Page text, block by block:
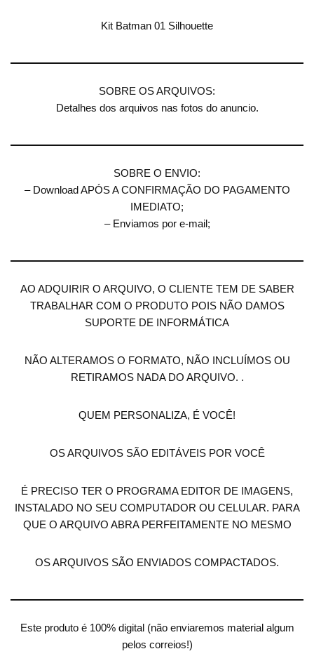
Kit Batman 01 Silhouette
SOBRE OS ARQUIVOS:
Detalhes dos arquivos nas fotos do anuncio.
SOBRE O ENVIO:
– Download APÓS A CONFIRMAÇÃO DO PAGAMENTO
IMEDIATO;
– Enviamos por e-mail;
AO ADQUIRIR O ARQUIVO, O CLIENTE TEM DE SABER
TRABALHAR COM O PRODUTO POIS NÃO DAMOS
SUPORTE DE INFORMÁTICA
NÃO ALTERAMOS O FORMATO, NÃO INCLUÍMOS OU
RETIRAMOS NADA DO ARQUIVO. .
QUEM PERSONALIZA, É VOCÊ!
OS ARQUIVOS SÃO EDITÁVEIS POR VOCÊ
É PRECISO TER O PROGRAMA EDITOR DE IMAGENS,
INSTALADO NO SEU COMPUTADOR OU CELULAR. PARA
QUE O ARQUIVO ABRA PERFEITAMENTE NO MESMO
OS ARQUIVOS SÃO ENVIADOS COMPACTADOS.
Este produto é 100% digital (não enviaremos material algum
pelos correios!)